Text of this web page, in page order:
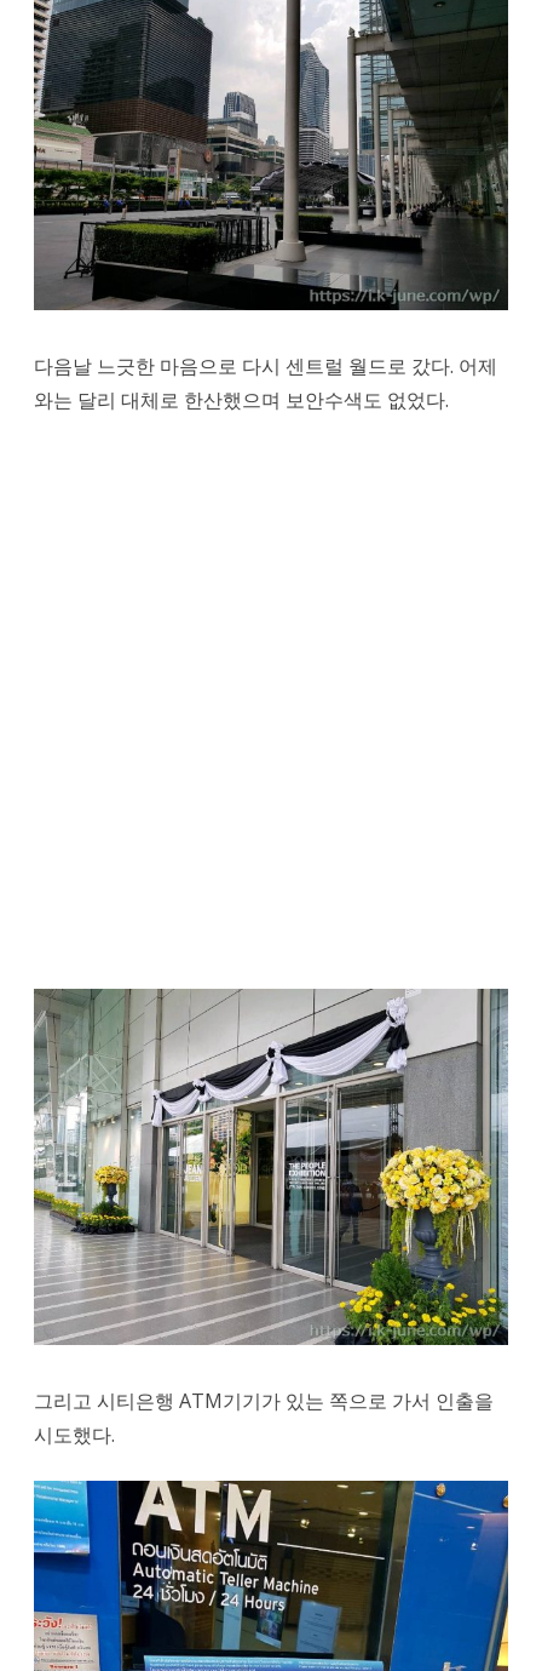
다음날 느긋한 마음으로 다시 센트럴 월드로 갔다. 어제
와는 달리 대체로 한산했으며 보안수색도 없었다.
그리고 시티은행 ATM기기가 있는 쪽으로 가서 인출을
시도했다.